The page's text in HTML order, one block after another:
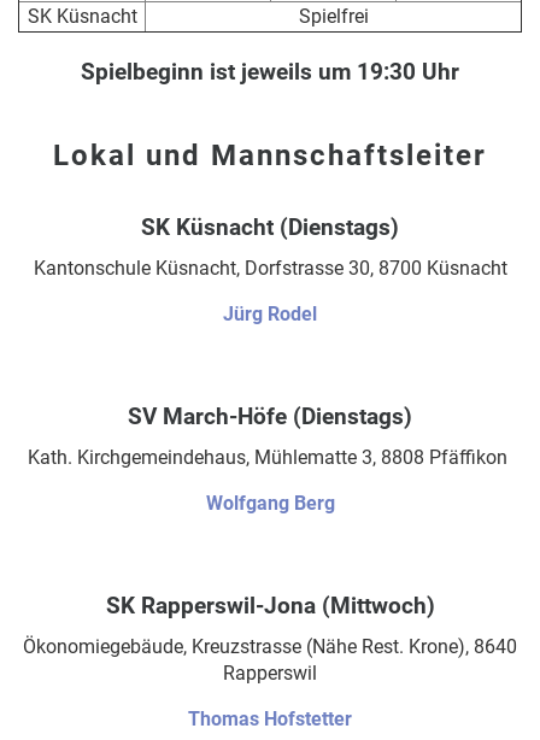
SK Küsnacht
Spielfrei
Spielbeginn ist jeweils um 19:30 Uhr
Lokal und Mannschaftsleiter
SK Küsnacht (Dienstags)
Kantonschule Küsnacht, Dorfstrasse 30, 8700 Küsnacht
Jürg Rodel
SV March-Höfe (Dienstags)
Kath. Kirchgemeindehaus, Mühlematte 3, 8808 Pfäffikon
Wolfgang Berg
SK Rapperswil-Jona (Mittwoch)
Ökonomiegebäude, Kreuzstrasse (Nähe Rest. Krone), 8640
Rapperswil
Thomas Hofstetter